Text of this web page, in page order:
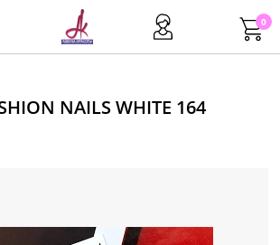
0
NAILS WHITE 164